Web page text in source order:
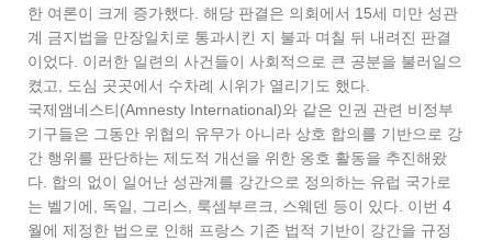
한 여론이 크게 증가했다. 해당 판결은 의회에서 15세 미만 성관
계 금지법을 만장일치로 통과시킨 지 불과 며칠 뒤 내려진 판결
이었다. 이러한 일련의 사건들이 사회적으로 큰 공분을 불러일으
켰고, 도심 곳곳에서 수차례 시위가 열리기도 했다.
국제앰네스티(Amnesty International)와 같은 인권 관련 비정부
기구들은 그동안 위협의 유무가 아니라 상호 합의를 기반으로 강
간 행위를 판단하는 제도적 개선을 위한 옹호 활동을 추진해왔
다. 합의 없이 일어난 성관계를 강간으로 정의하는 유럽 국가로
는 벨기에, 독일, 그리스, 룩셈부르크, 스웨덴 등이 있다. 이번 4
월에 제정한 법으로 인해 프랑스 기존 법적 기반이 강간을 규정